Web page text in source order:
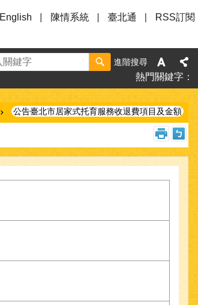
English 陳情系統 臺北通 RSS訂閱
進階搜尋
熱門關鍵字
公告臺北市居家式托育服務收退費項目及金額